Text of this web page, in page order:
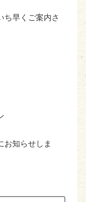
ち早くご案内さ
お知らせしま